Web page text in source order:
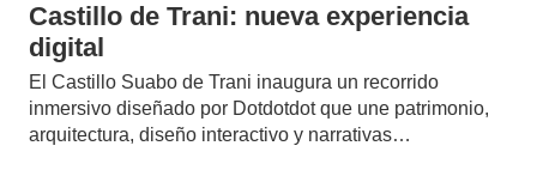
Castillo de Trani: nueva experiencia
digital
El Castillo Suabo de Trani inaugura un recorrido
inmersivo diseñado por Dotdotdot que une patrimonio,
arquitectura, diseño interactivo y narrativas…